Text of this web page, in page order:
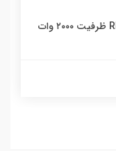
دستگاه جوش لوله رونیکس مدل RH4400 ظرفیت ۲۰۰۰ وات